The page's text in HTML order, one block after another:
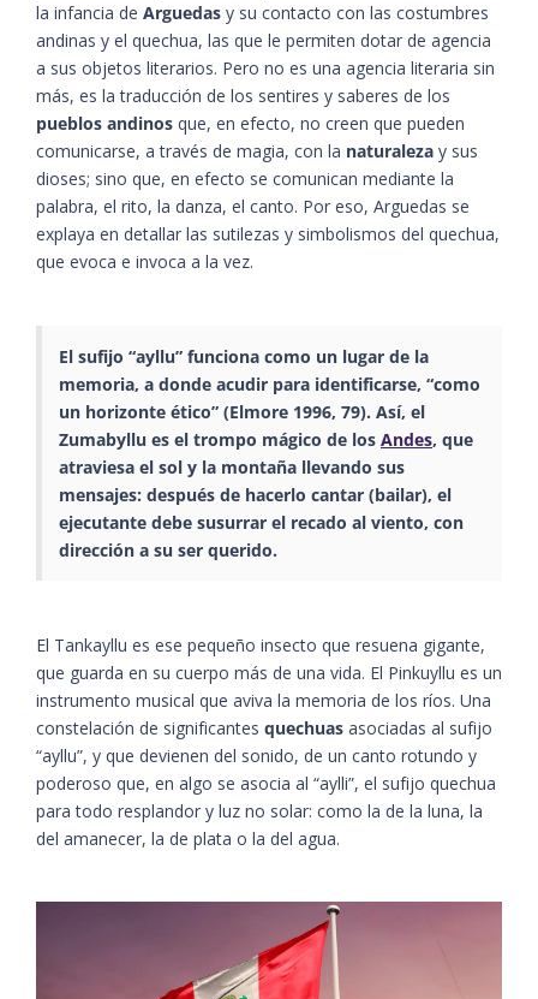
la infancia de Arguedas y su contacto con las costumbres
andinas y el quechua, las que le permiten dotar de agencia
a sus objetos literarios. Pero no es una agencia literaria sin
más, es la traducción de los sentires y saberes de los
pueblos andinos que, en efecto, no creen que pueden
comunicarse, a través de magia, con la naturaleza y sus
dioses; sino que, en efecto se comunican mediante la
palabra, el rito, la danza, el canto. Por eso, Arguedas se
explaya en detallar las sutilezas y simbolismos del quechua,
que evoca e invoca a la vez.
El sufijo “ayllu” funciona como un lugar de la
memoria, a donde acudir para identificarse, “como
un horizonte ético”​ (Elmore 1996, 79)​. Así, el
Zumabyllu es el trompo mágico de los Andes, que
atraviesa el sol y la montaña llevando sus
mensajes: después de hacerlo cantar (bailar), el
ejecutante debe susurrar el recado al viento, con
dirección a su ser querido.
El Tankayllu es ese pequeño insecto que resuena gigante,
que guarda en su cuerpo más de una vida. El Pinkuyllu es un
instrumento musical que aviva la memoria de los ríos. Una
constelación de significantes quechuas asociadas al sufijo
“ayllu”, y que devienen del sonido, de un canto rotundo y
poderoso que, en algo se asocia al “aylli”, el sufijo quechua
para todo resplandor y luz no solar: como la de la luna, la
del amanecer, la de plata o la del agua.